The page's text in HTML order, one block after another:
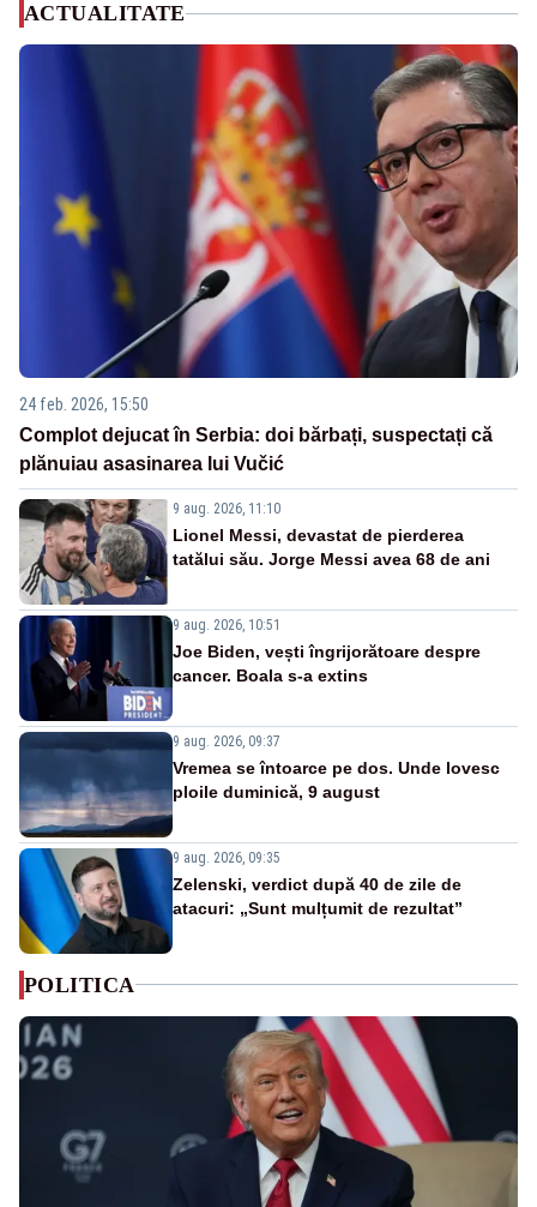
ACTUALITATE
24 feb. 2026, 15:50
Complot dejucat în Serbia: doi bărbați, suspectați că
plănuiau asasinarea lui Vučić
9 aug. 2026, 11:10
Lionel Messi, devastat de pierderea
tatălui său. Jorge Messi avea 68 de ani
9 aug. 2026, 10:51
Joe Biden, vești îngrijorătoare despre
cancer. Boala s-a extins
9 aug. 2026, 09:37
Vremea se întoarce pe dos. Unde lovesc
ploile duminică, 9 august
9 aug. 2026, 09:35
Zelenski, verdict după 40 de zile de
atacuri: „Sunt mulțumit de rezultat”
POLITICA